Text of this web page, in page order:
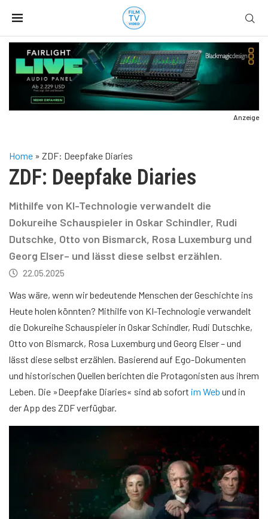
Anzeige
Home » ZDF: Deepfake Diaries
ZDF: Deepfake Diaries
Mithilfe von KI-Technologie verwandelt die
Dokureihe Schauspieler in Oskar Schindler, Rudi
Dutschke, Otto von Bismarck, Rosa Luxemburg und
Georg Elser– und lässt diese selbst erzählen.
22.05.2025
Was wäre, wenn wir bedeutende Menschen der Geschichte ins
Heute holen könnten? Mithilfe von KI-Technologie verwandelt
die Dokureihe Schauspieler in Oskar Schindler, Rudi Dutschke,
Otto von Bismarck, Rosa Luxemburg und Georg Elser – und
lässt diese selbst erzählen. Basierend auf Ego-Dokumenten
und historischen Quellen berichten die Protagonisten aus ihrem
Leben. Die »Deepfake Diaries« sind ab sofort im Web und in
der App des ZDF verfügbar.